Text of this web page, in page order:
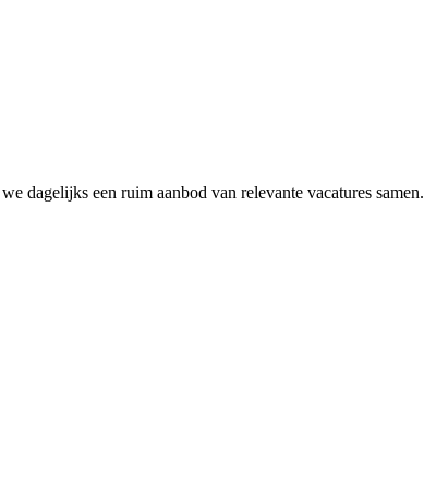
dagelijks een ruim aanbod van relevante vacatures samen.